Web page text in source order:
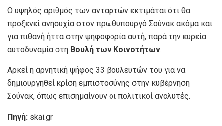
Ο υψηλός αριθμός των ανταρτών εκτιμάται ότι θα
προξενεί ανησυχία στον πρωθυπουργό Σούνακ ακόμα και
για πιθανή ήττα στην ψηφοφορία αυτή, παρά την ευρεία
αυτοδυναμία στη Βουλή των Κοινοτήτων.
Αρκεί η αρνητική ψήφος 33 βουλευτών του για να
δημιουργηθεί κρίση εμπιστοσύνης στην κυβέρνηση
Σούνακ, όπως επισημαίνουν οι πολιτικοί αναλυτές.
Πηγή: skai.gr